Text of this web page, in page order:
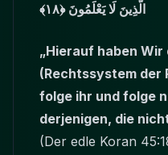
الَّذِينَ لَا يَعْلَمُونَ ﴿١٨﴾
„Hierauf haben
(Rechtssystem der
folge ihr und folge
derjenigen, die
(Der edle Koran